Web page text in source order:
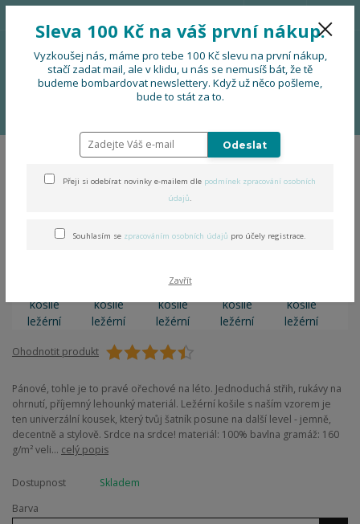
Menu
0 Kč
Folklorní košile ležérní
Ohodnotit produkt
Pánové, tohle je to pravé ořechové na léto. Jednoduchá střih, rukávy na
ohrnutí, příjemný lehounký materiál. Ležérní košile s naším vzorem je
ten univerzální kousek, který tvůj šatník posune na další level - jemně,
decentně a stylově. Srdce na srdce! materiál: 100% bavlna gramáž: 160
g/m² veli... celý popis
Dostupnost
Skladem
Barva
Sleva 100 Kč na váš první nákup.
Vyzkoušej nás, máme pro tebe 100 Kč slevu na první nákup,
stačí zadat mail, ale v klidu, u nás se nemusíš bát, že tě
budeme bombardovat newslettery. Když už něco pošleme,
bude to stát za to.
Odeslat
Přeji si odebírat novinky e-mailem dle podmínek zpracování osobních
údajů.
Souhlasím se zpracováním osobních údajů pro účely registrace.
Zavřít